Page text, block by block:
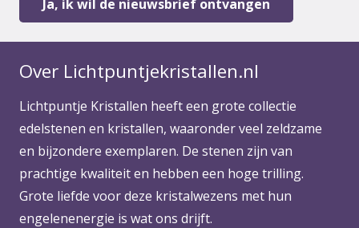
Over Lichtpuntjekristallen.nl
Lichtpuntje Kristallen heeft een grote collectie
edelstenen en kristallen, waaronder veel zeldzame
en bijzondere exemplaren. De stenen zijn van
prachtige kwaliteit en hebben een hoge trilling.
Grote liefde voor deze kristalwezens met hun
engelenenergie is wat ons drijft.